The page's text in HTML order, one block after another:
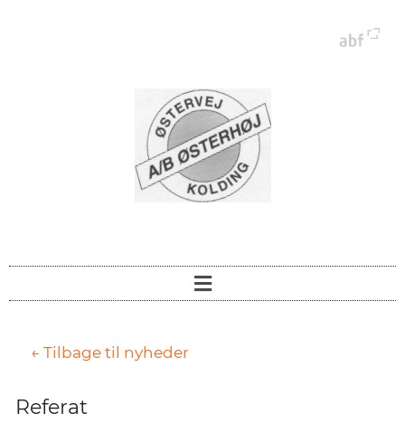
← Tilbage til nyheder
Referat